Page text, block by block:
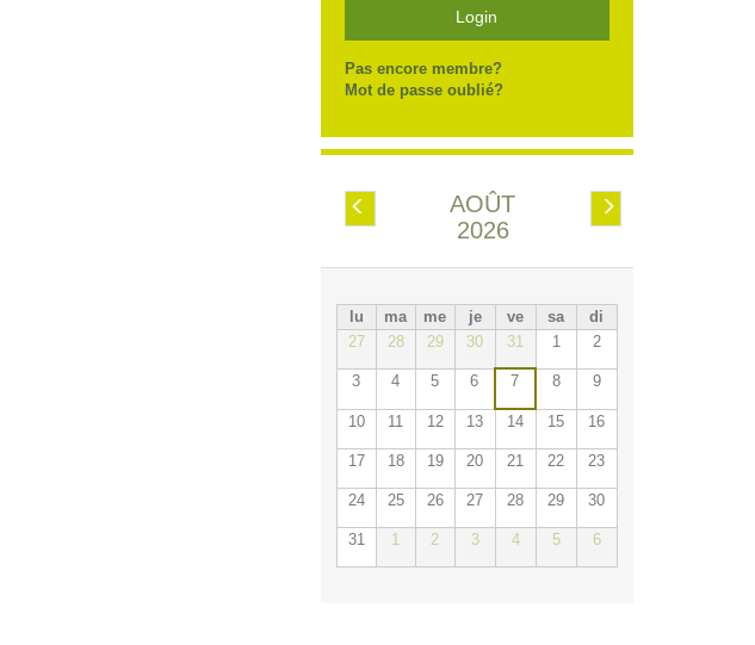
Login
Pas encore membre?
Mot de passe oublié?
Préc. Suiv.
AOÛT
2026
lu ma me je ve sa
di
27
28 29 30 31 1 2
3 4 5 6 7 8 9
10 11 12 13 14 15 16
17 18 19 20 21 22 23
24 25 26 27 28 29 30
31 1 2 3 4 5 6